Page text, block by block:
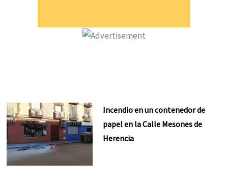
Incendio en un contenedor de
papel en la Calle Mesones de
Herencia